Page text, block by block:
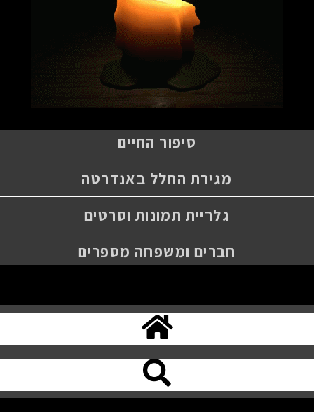
סיפור החיים
מגירת החלל באנדרטה
גלריית תמונות וסרטים
חברים ומשפחה מספרים